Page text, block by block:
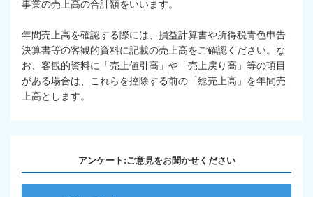
事業の売上高の合計額をいいます。
年間売上高を確認する際には、損益計算書や所得税青色申告
決算書等の客観的資料に記載の売上高をご確認ください。な
お、客観的資料に「売上値引高」や「売上戻り高」等の項目
がある場合は、これらを控除する前の「総売上高」を年間売
上高とします。
アンケート:ご意見をお聞かせください